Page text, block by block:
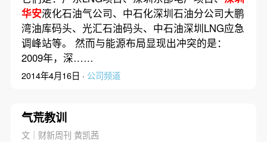
华安液化石油气公司、中石化深圳石油分公司大鹏
湾油库码头、光汇石油码头、中石油深圳LNG应急
调峰站等。 然而与能源布局显现出冲突的是：
2009年，深……
2014年4月16日 · 公司频道
气荒教训
文｜财新周刊 黄凯茜